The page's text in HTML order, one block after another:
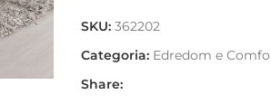
SKU: 362202
Categoria: Edredom e
Share: